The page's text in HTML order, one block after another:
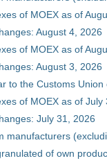
of MOEX as of
August 4, 2026
of MOEX as of
August 3, 2026
to the Customs
of MOEX as of July
July 31, 2026
manufacturers
of own